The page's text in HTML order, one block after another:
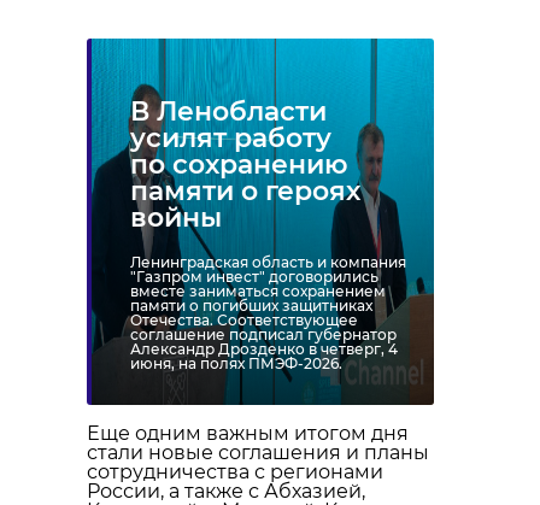
В Ленобласти
усилят работу
по сохранению
памяти о героях
войны
Ленинградская область и компания
"Газпром инвест" договорились
вместе заниматься сохранением
памяти о погибших защитниках
Отечества. Соответствующее
соглашение подписал губернатор
Александр Дрозденко в четверг, 4
июня, на полях ПМЭФ-2026.
Еще одним важным итогом дня
стали новые соглашения и планы
сотрудничества с регионами
России, а также с Абхазией,